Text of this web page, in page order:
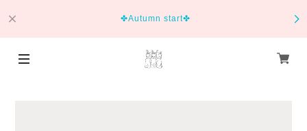
✤Autumn start✤